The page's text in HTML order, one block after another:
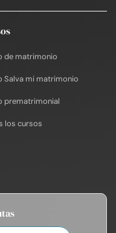
de matrimonio
Salva mi matrimonio
prematrimonial
los cursos